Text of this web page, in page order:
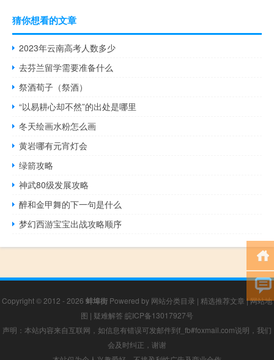
猜你想看的文章
2023年云南高考人数多少
去芬兰留学需要准备什么
祭酒荀子（祭酒）
“以易耕心却不然”的出处是哪里
冬天绘画水粉怎么画
黄岩哪有元宵灯会
绿箭攻略
神武80级发展攻略
醉和金甲舞的下一句是什么
梦幻西游宝宝出战攻略顺序
Copyright © 2012 - 2026 蚌埠街 Powered by 网站分类目录 | 精选推荐文章 |网站地
图 | 疑难解答 皖ICP备13017927号
声明：本站内容来自互联网，如信息有错误可发邮件到f_fb#foxmail.com说明，我们
会及时纠正，谢谢